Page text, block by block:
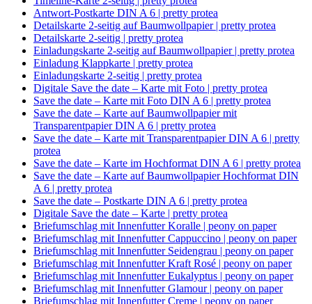
Antwort-Postkarte DIN A 6 | pretty protea
Detailskarte 2-seitig auf Baumwollpapier | pretty protea
Detailskarte 2-seitig | pretty protea
Einladungskarte 2-seitig auf Baumwollpapier | pretty protea
Einladung Klappkarte | pretty protea
Einladungskarte 2-seitig | pretty protea
Digitale Save the date – Karte mit Foto | pretty protea
Save the date – Karte mit Foto DIN A 6 | pretty protea
Save the date – Karte auf Baumwollpapier mit
Transparentpapier DIN A 6 | pretty protea
Save the date – Karte mit Transparentpapier DIN A 6 | pretty
protea
Save the date – Karte im Hochformat DIN A 6 | pretty protea
Save the date – Karte auf Baumwollpapier Hochformat DIN
A 6 | pretty protea
Save the date – Postkarte DIN A 6 | pretty protea
Digitale Save the date – Karte | pretty protea
Briefumschlag mit Innenfutter Koralle | peony on paper
Briefumschlag mit Innenfutter Cappuccino | peony on paper
Briefumschlag mit Innenfutter Seidengrau | peony on paper
Briefumschlag mit Innenfutter Kraft Rosé | peony on paper
Briefumschlag mit Innenfutter Eukalyptus | peony on paper
Briefumschlag mit Innenfutter Glamour | peony on paper
Briefumschlag mit Innenfutter Creme | peony on paper